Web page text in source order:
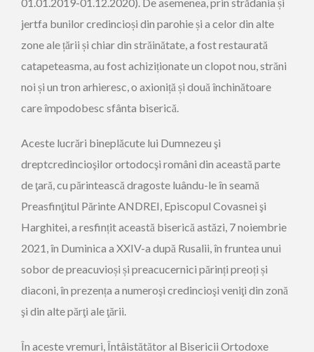
jertfa bunilor credincioși din parohie și a celor din alte
zone ale țării și chiar din străinătate, a fost restaurată
catapeteasma, au fost achiziționate un clopot nou, străni
noi și un tron arhieresc, o axioniță și două închinătoare
care împodobesc sfânta biserică.
Aceste lucrări bineplăcute lui Dumnezeu şi
dreptcredincioşilor ortodocşi români din această parte
de ţară, cu părintească dragoste luându-le în seamă
Preasfinţitul Părinte ANDREI, Episcopul Covasnei şi
Harghitei, a resfințit această biserică astăzi, 7 noiembrie
2021, în Duminica a XXIV-a după Rusalii, în fruntea unui
sobor de preacuvioși și preacucernici părinți preoți și
diaconi, în prezența a numeroşi credincioşi veniţi din zonă
şi din alte părţi ale ţării.
În aceste vremuri, Întâistătător al Bisericii Ortodoxe